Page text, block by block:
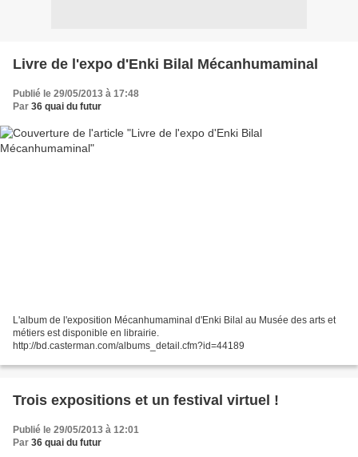
Livre de l'expo d'Enki Bilal Mécanhumaminal
Publié le 29/05/2013 à 17:48
Par 36 quai du futur
L'album de l'exposition Mécanhumaminal d'Enki Bilal au Musée des arts et
métiers est disponible en librairie.
http://bd.casterman.com/albums_detail.cfm?id=44189
Trois expositions et un festival virtuel !
Publié le 29/05/2013 à 12:01
Par 36 quai du futur